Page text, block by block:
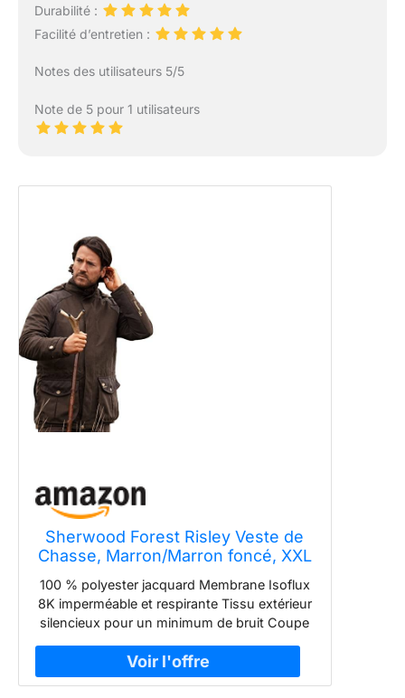
Durabilité :
Facilité d’entretien :
Notes des utilisateurs 5/5
Note de 5 pour 1 utilisateurs
Sherwood Forest Risley Veste de
Chasse, Marron/Marron foncé, XXL
Homme
100 % polyester jacquard Membrane Isoflux
8K imperméable et respirante Tissu extérieur
silencieux pour un minimum de bruit Coupe
poches à soufflet avec trous de drainage